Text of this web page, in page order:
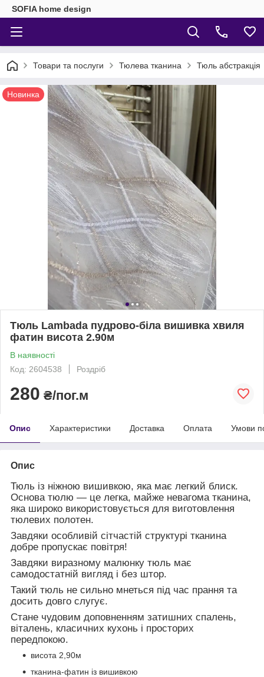
SOFIA home design
Товари та послуги Тюлева тканина Тюль абстракція
Новинка
Тюль Lambada пудрово-біла вишивка хвиля
фатин висота 2.90м
В наявності
Код: 2604538
Роздріб
280 ₴/пог.м
Опис Характеристики Доставка Оплата Умови
Опис
Тюль із ніжною вишивкою, яка має легкий блиск.
Основа тюлю — це легка, майже невагома тканина,
яка широко використовується для виготовлення
тюлевих полотен.
Завдяки особливій сітчастій структурі тканина
добре пропускає повітря!
Завдяки виразному малюнку тюль має
самодостатній вигляд і без штор.
Такий тюль не сильно мнеться під час прання та
досить довго слугує.
Стане чудовим доповненням затишних спалень,
віталень, класичних кухонь і просторих
передпокою.
висота 2,90м
тканина-фатин із вишивкою